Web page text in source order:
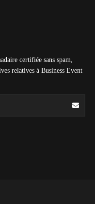
certifiée sans spam,
relatives à Business Event